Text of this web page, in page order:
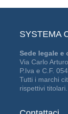
SYSTEMA
Sede legale e
Via Carlo
P.Iva e C.F.
Tutti i marchi
rispettivi titolari.